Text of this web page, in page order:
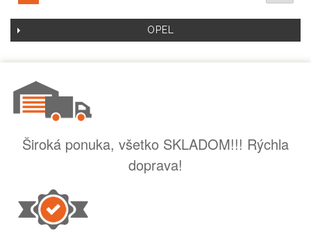
OPEL
Široká ponuka, všetko SKLADOM!!! Rýchla
doprava!